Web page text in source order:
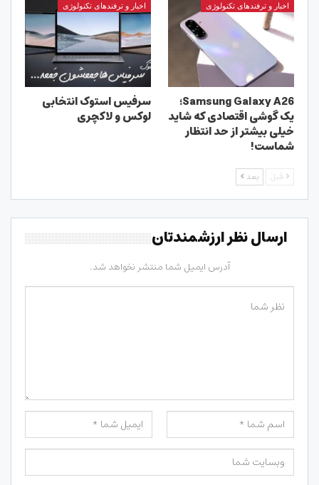
اخبار و ترفندهای تکنولوژی
Samsung Galaxy A26؛
یک گوشی اقتصادی که شاید
خیلی بیشتر از حد انتظار
شماست!
اخبار و ترفندهای تکنولوژی
سرفیس استوک انتخابی
لوکس و لاکچری
قبل بعد
ارسال نظر ارزشمندتان
آدرس ایمیل شما منتشر نخواهد شد.